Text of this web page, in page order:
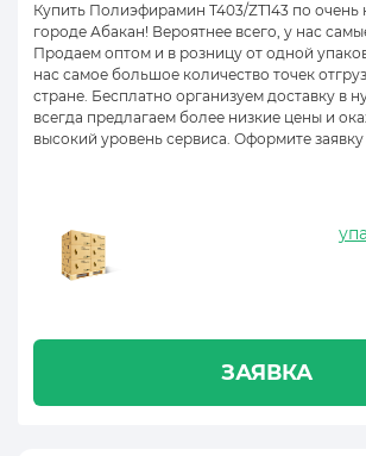
Купить Полиэфирамин Т403/ZT143 по очень
городе Абакан! Вероятнее всего, у нас
Продаем оптом и в розницу от одной
нас самое большое количество точек
стране. Бесплатно организуем доставку в
всегда предлагаем более низкие цены и
высокий уровень сервиса. Оформите заявку
ЗАЯВКА